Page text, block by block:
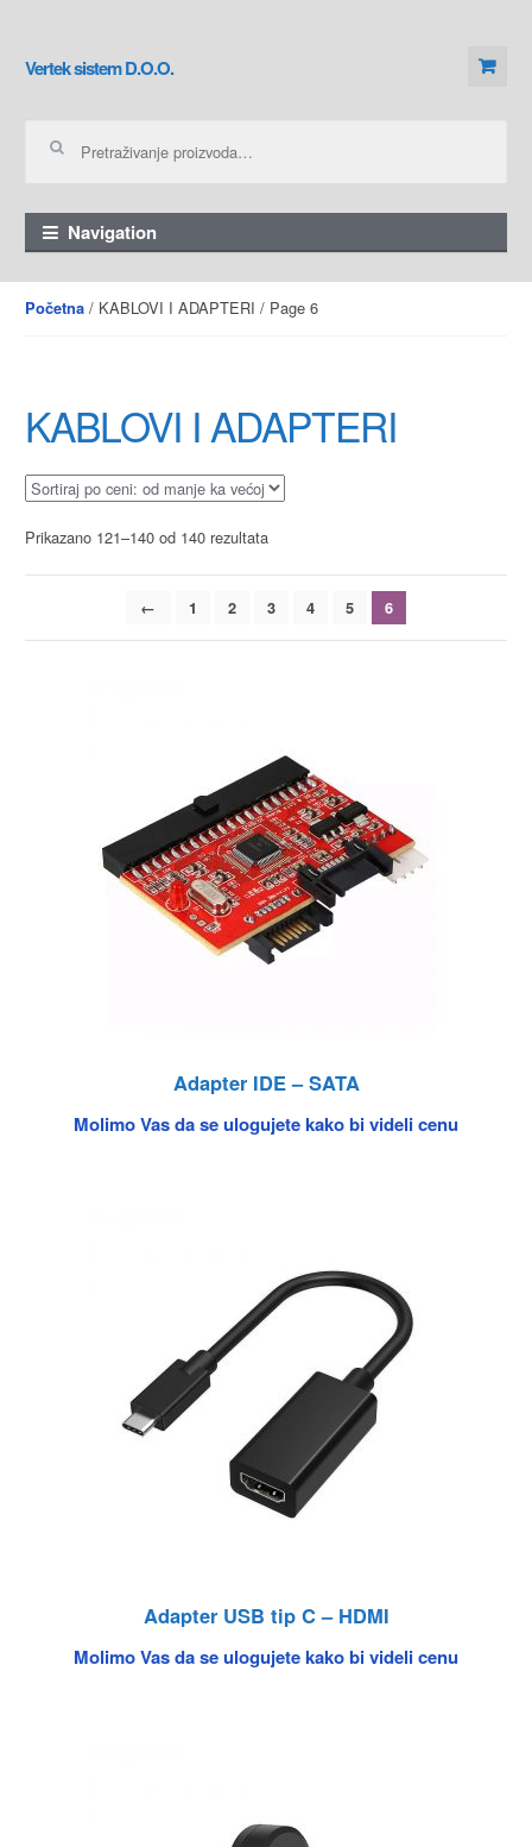
Skip to navigation
Skip to content
Vertek sistem D.O.O.
Navigation
Početna/ KABLOVI I ADAPTERI / Page 6
KABLOVI I ADAPTERI
Prikazano 121–140 od 140 rezultata
← 1 2 3 4 5 6
Adapter IDE – SATA
Molimo Vas da se ulogujete kako bi videli cenu
Adapter USB tip C – HDMI
Molimo Vas da se ulogujete kako bi videli cenu